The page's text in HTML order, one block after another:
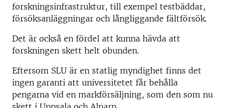
forskningsinfrastruktur, till exempel testbäddar,
försöksanläggningar och långliggande fältförsök.
Det är också en fördel att kunna hävda att
forskningen skett helt obunden.
Eftersom SLU är en statlig myndighet finns det
ingen garanti att universitetet får behålla
pengarna vid en markförsäljning, som den som nu